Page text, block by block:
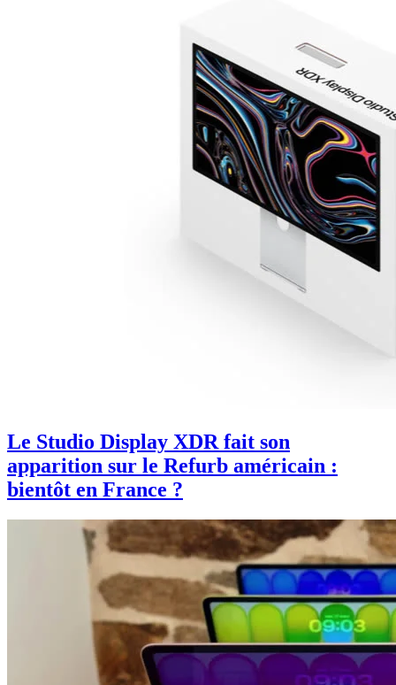
Le Studio Display XDR fait son
apparition sur le Refurb américain :
bientôt en France ?